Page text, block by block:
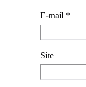
E-mail *
Site